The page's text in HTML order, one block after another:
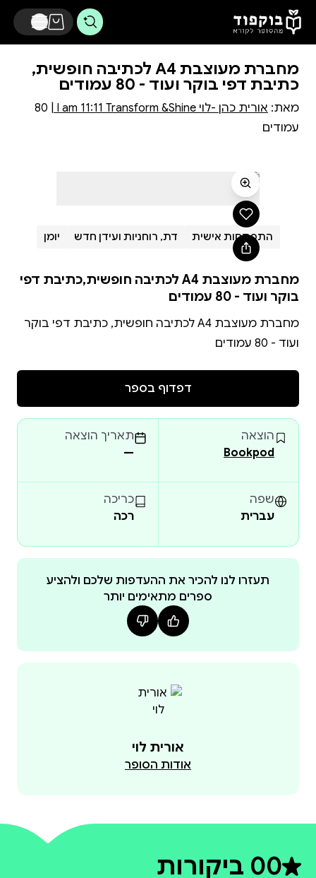
דלג לתוכן הראשי
מחברת מעוצבת A4 לכתיבה חופשית,
כתיבת דפי בוקר ועוד - 80 עמודים
מאת: אורית כהן -לוי I am 11:11 Transform &Shine
| 80
עמודים
התפתחות אישית דת, רוחניות ועידן חדש יומן
מחברת מעוצבת A4 לכתיבה חופשית,כתיבת דפי
בוקר ועוד - 80 עמודים
מחברת מעוצבת A4 לכתיבה חופשית, כתיבת דפי בוקר
ועוד - 80 עמודים
דפדוף בספר
הוצאה
Bookpod
תאריך הוצאה
—
שפה
עברית
כריכה
רכה
תעזרו לנו להכיר את ההעדפות שלכם ולהציע
ספרים מתאימים יותר
אורית לוי
אודות הסופר
00 ביקורות